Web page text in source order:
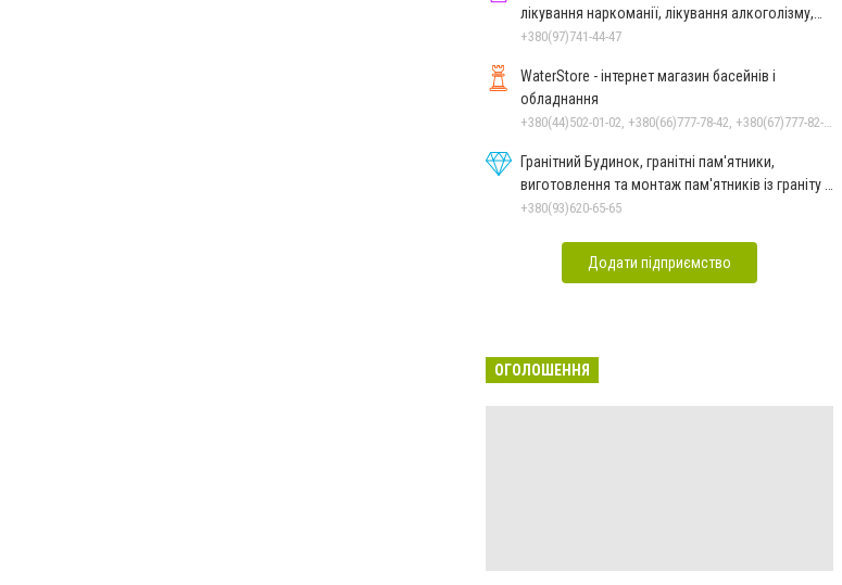
лікування наркоманії, лікування алкоголізму,
зняття ломки
+380(97)741-44-47
WaterStore - інтернет магазин басейнів і
обладнання
Гранітний Будинок, гранітні пам'ятники,
виготовлення та монтаж пам'ятників із граніту в
Миколаєві
+380(93)620-65-65
Додати підприємство
ОГОЛОШЕННЯ